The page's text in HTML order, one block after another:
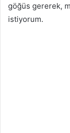
göğüs gererek,
istiyorum.